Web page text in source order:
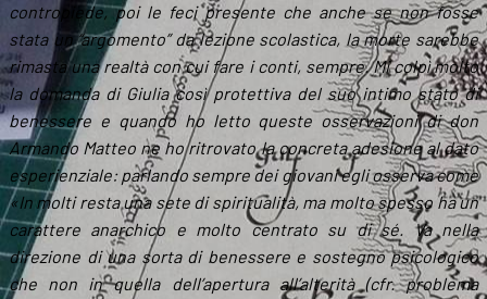
contropiede, poi le feci presente che anche se non fosse
stata un “argomento” da lezione scolastica, la morte sarebbe
rimasta una realtà con cui fare i conti, sempre. Mi colpì molto
la domanda di Giulia così protettiva del suo intimo stato di
benessere e quando ho letto queste osservazioni di don
Armando Matteo ne ho ritrovato la concreta adesione al dato
esperienziale: parlando sempre dei giovani egli osserva come
«In molti resta una sete di spiritualità, ma molto spesso ha un
carattere anarchico e molto centrato su di sé. Va nella
direzione di una sorta di benessere e sostegno psicologico
che non in quella dell’apertura all’alterità (cfr. problema